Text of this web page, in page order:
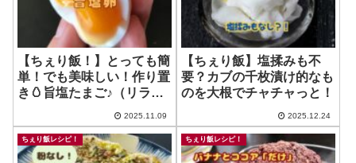
【ちぇり飯！】とっても簡
単！でも美味しい！作り置
き🥚旨塩たまご♪（リライ
2025.11.09
【ちぇり飯】塩揉みも不
要？カブの千枚漬け的なも
のを大根でチャチャっと！
2025.12.24
ちぇり飯レシピ！ ちぇり飯レシピ！